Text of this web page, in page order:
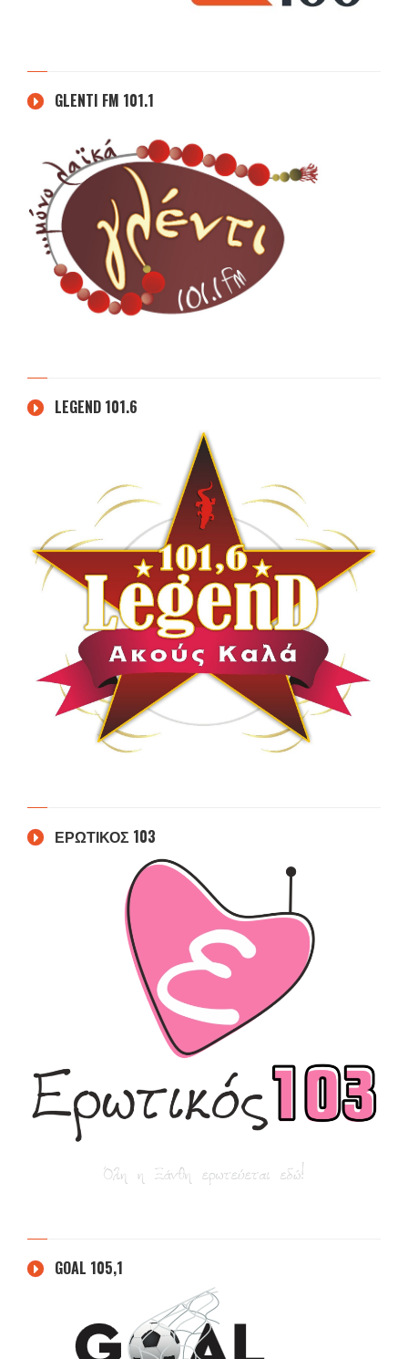
GLENTI FM 101.1
LEGEND 101.6
ΕΡΩΤΙΚΟΣ 103
GOAL 105,1